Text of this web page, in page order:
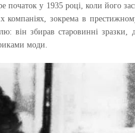
початок у 1935 році, коли його
компаніях, зокрема в
він збирав старовинні зразки,
моди.